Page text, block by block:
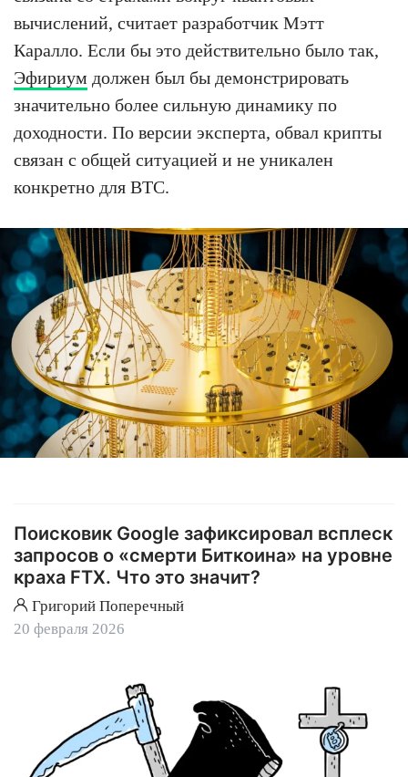
вычислений, считает разработчик Мэтт
Каралло. Если бы это действительно было так,
Эфириум должен был бы демонстрировать
значительно более сильную динамику по
доходности. По версии эксперта, обвал крипты
связан с общей ситуацией и не уникален
конкретно для BTC.
Поисковик Google зафиксировал всплеск
запросов о «смерти Биткоина» на уровне
краха FTX. Что это значит?
Григорий Поперечный
20 февраля 2026